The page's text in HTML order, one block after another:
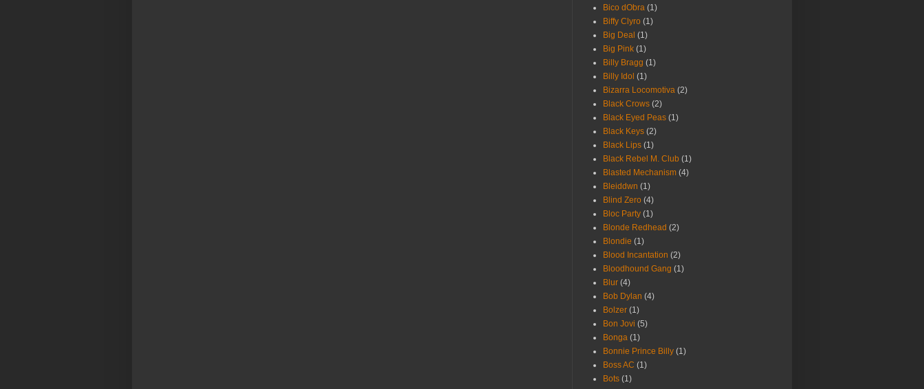
Bico dObra (1)
Biffy Clyro (1)
Big Deal (1)
Big Pink (1)
Billy Bragg (1)
Billy Idol (1)
Bizarra Locomotiva (2)
Black Crows (2)
Black Eyed Peas (1)
Black Keys (2)
Black Lips (1)
Black Rebel M. Club (1)
Blasted Mechanism (4)
Bleiddwn (1)
Blind Zero (4)
Bloc Party (1)
Blonde Redhead (2)
Blondie (1)
Blood Incantation (2)
Bloodhound Gang (1)
Blur (4)
Bob Dylan (4)
Bolzer (1)
Bon Jovi (5)
Bonga (1)
Bonnie Prince Billy (1)
Boss AC (1)
Bots (1)